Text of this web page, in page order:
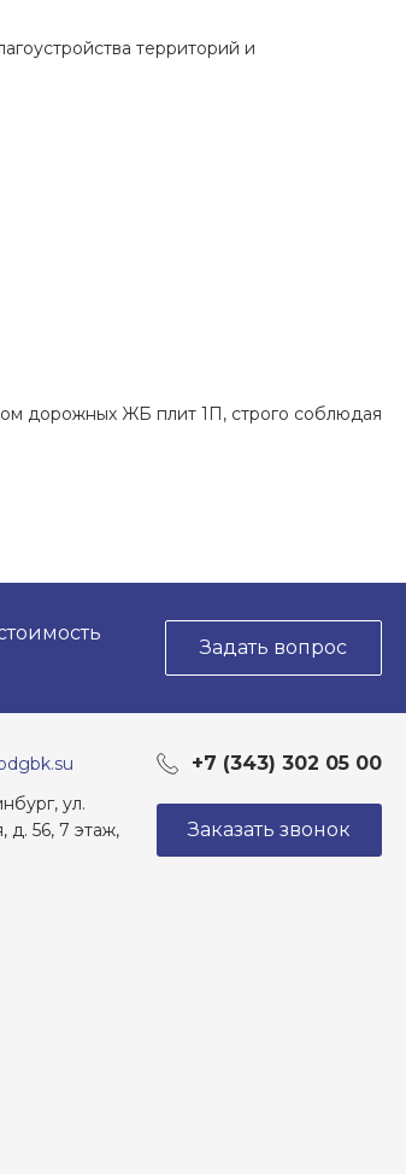
территорий и
дорожных ЖБ плит 1П, строго соблюдая
Задать вопрос
+7 (343) 302 05 00
ул.
д. 56, 7 этаж,
Заказать звонок